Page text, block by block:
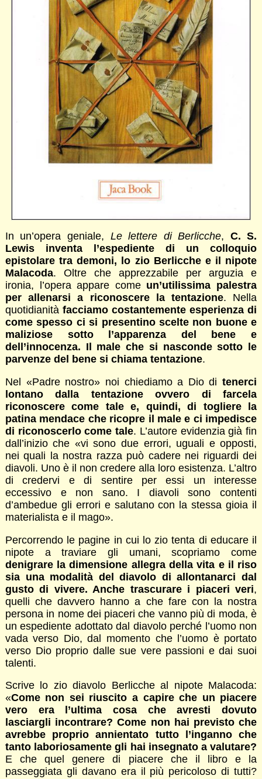
In un’opera geniale, Le lettere di Berlicche, C. S.
Lewis inventa l’espediente di un colloquio
epistolare tra demoni, lo zio Berlicche e il nipote
Malacoda. Oltre che apprezzabile per arguzia e
ironia, l’opera appare comeun’utilissima palestra
per allenarsi a riconoscere la tentazione. Nella
quotidianità facciamo costantemente esperienza di
come spesso ci si presentino scelte non buone e
maliziose sotto l’apparenza del bene e
dell’innocenza. Il male che si nasconde sotto le
parvenze del bene si chiama tentazione.
Nel «Padre nostro» noi chiediamo a Dio ditenerci
lontano dalla tentazione ovvero di farcela
riconoscere come tale e, quindi, di togliere la
patina mendace che ricopre il male e ci impedisce
di riconoscerlo come tale. L’autore evidenzia già fin
dall’inizio che «vi sono due errori, uguali e opposti,
nei quali la nostra razza può cadere nei riguardi dei
diavoli. Uno è il non credere alla loro esistenza. L’altro
di credervi e di sentire per essi un interesse
eccessivo e non sano. I diavoli sono contenti
d’ambedue gli errori e salutano con la stessa gioia il
materialista e il mago».
Percorrendo le pagine in cui lo zio tenta di educare il
nipote a traviare gli umani, scopriamo come
denigrare la dimensione allegra della vita e il riso
sia una modalità del diavolo di allontanarci dal
gusto di vivere. Anche trascurare i piaceri veri,
quelli che davvero hanno a che fare con la nostra
persona in nome dei piaceri che vanno più di moda, è
un espediente adottato dal diavolo perché l’uomo non
vada verso Dio, dal momento che l’uomo è portato
verso Dio proprio dalle sue vere passioni e dai suoi
talenti.
Scrive lo zio diavolo Berlicche al nipote Malacoda:
«Come non sei riuscito a capire che un piacere
vero era l’ultima cosa che avresti dovuto
lasciargli incontrare? Come non hai previsto che
avrebbe proprio annientato tutto l’inganno che
tanto laboriosamente gli hai insegnato a valutare?
E che quel genere di piacere che il libro e la
passeggiata gli davano era il più pericoloso di tutti?